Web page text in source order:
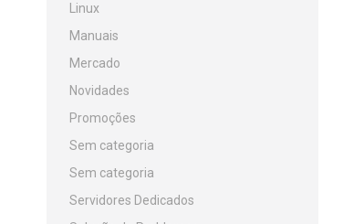
Linux
Manuais
Mercado
Novidades
Promoções
Sem categoria
Sem categoria
Servidores Dedicados